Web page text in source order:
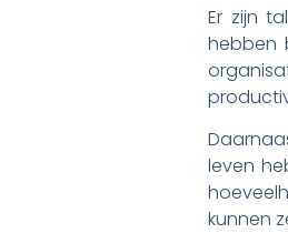
Er zijn
hebben
leven
kunnen